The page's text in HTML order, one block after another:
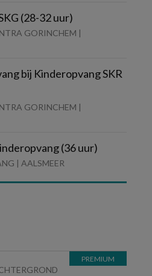
(28-32 uur)
GORINCHEM |
bij Kinderopvang SKR
GORINCHEM |
(36 uur)
| AALSMEER